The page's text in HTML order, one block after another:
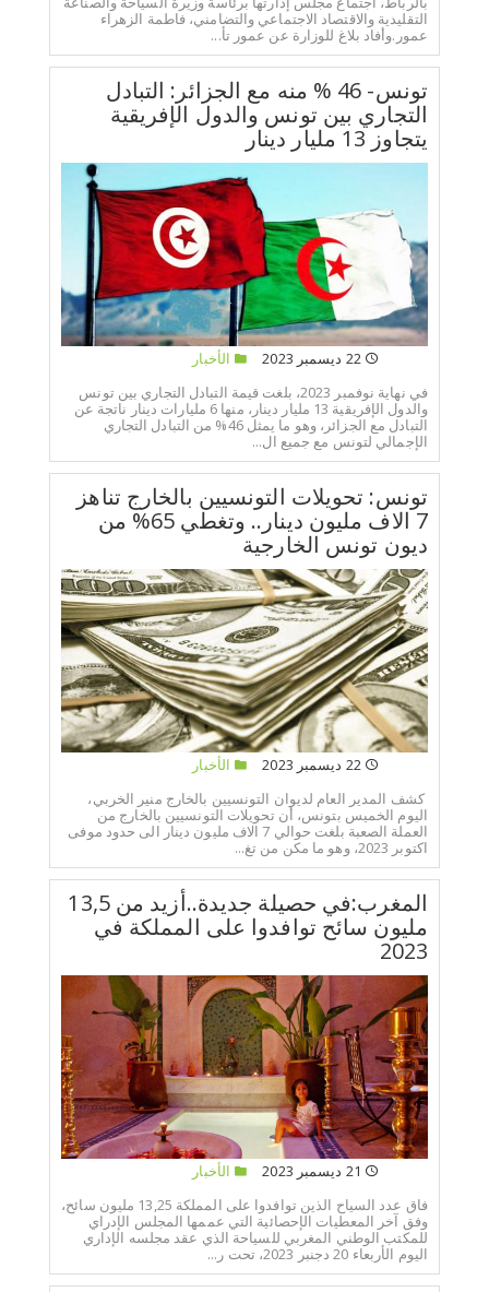
التقليدية والاقتصاد الاجتماعي والتضامني، فاطمة الزهراء
عمور.وأفاد بلاغ للوزارة عن عمور تأ...
تونس- 46 % منه مع الجزائر: التبادل
التجاري بين تونس والدول الإفريقية
يتجاوز 13 مليار دينار
22 ديسمبر 2023
الأخبار
في نهاية نوفمبر 2023، بلغت قيمة التبادل التجاري بين تونس
والدول الإفريقية 13 مليار دينار، منها 6 مليارات دينار ناتجة عن
التبادل مع الجزائر، وهو ما يمثل 46% من التبادل التجاري
الإجمالي لتونس مع جميع ال...
تونس: تحويلات التونسيين بالخارج تناهز
7 الاف مليون دينار.. وتغطي 65% من
ديون تونس الخارجية
22 ديسمبر 2023
الأخبار
كشف المدير العام لديوان التونسيين بالخارج منير الخربي،
اليوم الخميس بتونس، أن تحويلات التونسيين بالخارج من
العملة الصعبة بلغت حوالي 7 الاف مليون دينار الى حدود موفى
اكتوبر 2023، وهو ما مكن من تغ...
المغرب:في حصيلة جديدة..أزيد من 13,5
مليون سائح توافدوا على المملكة في
2023
الأخبار
فاق عدد السياح الذين توافدوا على المملكة 13,25 مليون سائح،
وفق آخر المعطيات الإحصائية التي عممها المجلس الإدراي
للمكتب الوطني المغربي للسياحة الذي عقد مجلسه الإداري
اليوم الأربعاء 20 دجنبر 2023، تحت ر...